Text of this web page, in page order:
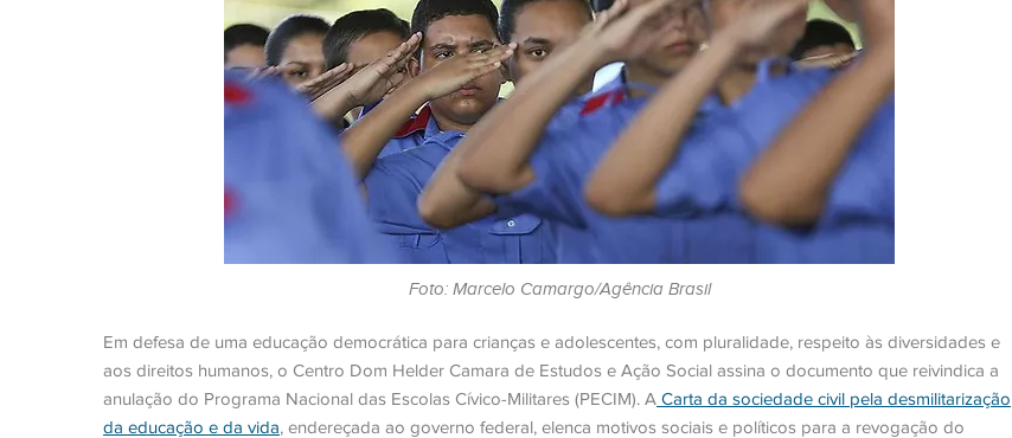
Foto: Marcelo Camargo/Agência Brasil
Em defesa de uma educação democrática para crianças e adolescentes, com pluralidade, respeito às diversidades e
aos direitos humanos, o Centro Dom Helder Camara de Estudos e Ação Social assina o documento que reivindica a
anulação do Programa Nacional das Escolas Cívico-Militares (PECIM). A Carta da sociedade civil pela desmilitarização
da educação e da vida, endereçada ao governo federal, elenca motivos sociais e políticos para a revogação do